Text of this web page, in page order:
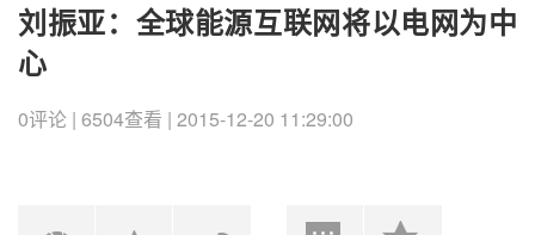
刘振亚：全球能源互联网将以电网为中
心
0评论 | 6504查看 | 2015-12-20 11:29:00